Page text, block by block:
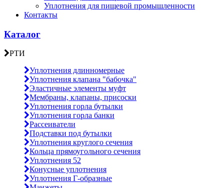
Уплотнения для пищевой промышленности
Контакты
Каталог
РТИ
Уплотнения длинномерные
Уплотнения клапана "бабочка"
Эластичные элементы муфт
Мембраны, клапаны, присоски
Уплотнения горла бутылки
Уплотнения горла банки
Рассеиватели
Подставки под бутылки
Уплотнения круглого сечения
Кольца прямоугольного сечения
Уплотнения 52
Конусные уплотнения
Уплотнения Г-образные